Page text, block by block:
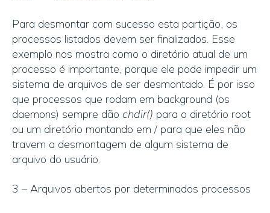
Para desmontar com sucesso esta partição, os
processos listados devem ser finalizados. Esse
exemplo nos mostra como o diretório atual de um
processo é importante, porque ele pode impedir um
sistema de arquivos de ser desmontado. É por isso
que processos que rodam em background (os
daemons) sempre dão chdir() para o diretório root
ou um diretório montando em / para que eles não
travem a desmontagem de algum sistema de
arquivo do usuário.
3 – Arquivos abertos por determinados processos